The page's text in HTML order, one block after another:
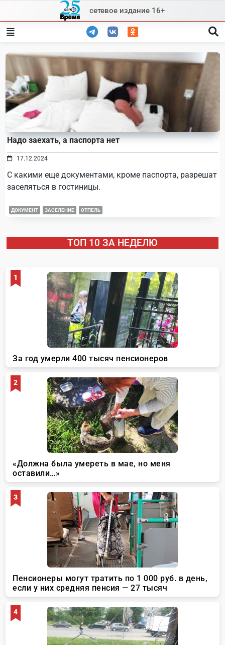
content
сетевое издание 16+
Надо заехать, а паспорта нет
17.12.2024
С какими еще документами, кроме паспорта, разрешат
заселяться в гостиницы.
ДОКУМЕНТ ЗАСЕЛЕНИЕ ОТПЕЛЬ
ТОП 10 ЗА НЕДЕЛЮ